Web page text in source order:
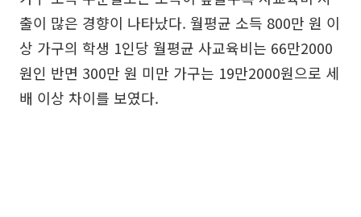
출이 많은 경향이 나타났다. 월평균 소득 800만 원 이
상 가구의 학생 1인당 월평균 사교육비는 66만2000
원인 반면 300만 원 미만 가구는 19만2000원으로 세
배 이상 차이를 보였다.